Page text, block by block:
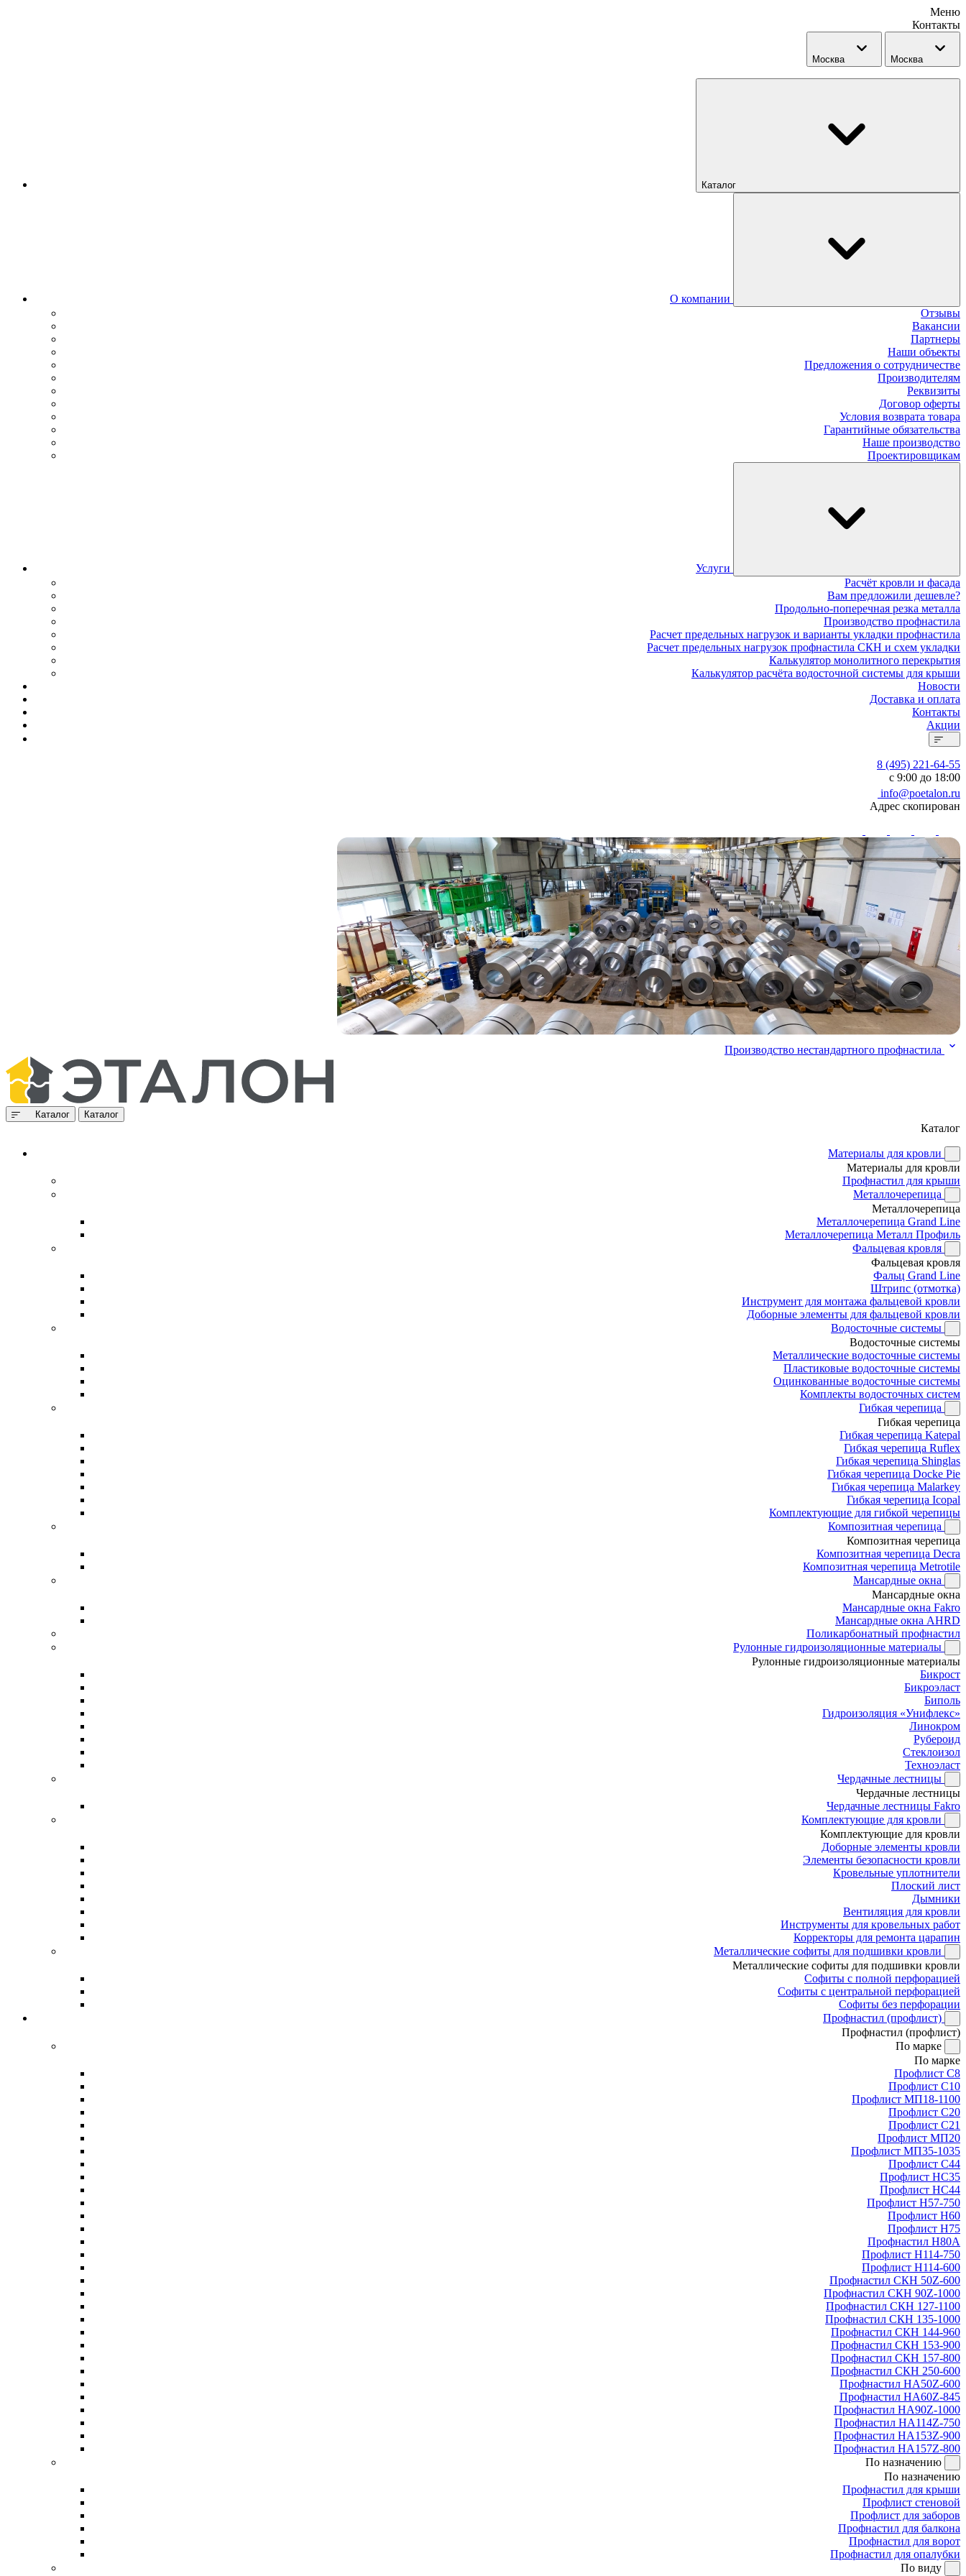
Меню
Контакты
Москва Москва
Каталог
О компании
Отзывы
Вакансии
Партнеры
Наши объекты
Предложения о сотрудничестве
Производителям
Реквизиты
Договор оферты
Условия возврата товара
Гарантийные обязательства
Наше производство
Проектировщикам
Услуги
Расчёт кровли и фасада
Вам предложили дешевле?
Продольно-поперечная резка металла
Производство профнастила
Расчет предельных нагрузок и варианты укладки профнастила
Расчет предельных нагрузок профнастила СКН и схем укладки
Калькулятор монолитного перекрытия
Калькулятор расчёта водосточной системы для крыши
Новости
Доставка и оплата
Контакты
Акции
8 (495) 221-64-55
с 9:00 до 18:00
info@poetalon.ru
Адрес скопирован
Производство нестандартного профнастила
Каталог Каталог
Каталог
Материалы для кровли
Материалы для кровли
Профнастил для крыши
Металлочерепица
Металлочерепица
Металлочерепица Grand Line
Металлочерепица Металл Профиль
Фальцевая кровля
Фальцевая кровля
Фальц Grand Line
Штрипс (отмотка)
Инструмент для монтажа фальцевой кровли
Доборные элементы для фальцевой кровли
Водосточные системы
Водосточные системы
Металлические водосточные системы
Пластиковые водосточные системы
Оцинкованные водосточные системы
Комплекты водосточных систем
Гибкая черепица
Гибкая черепица
Гибкая черепица Katepal
Гибкая черепица Ruflex
Гибкая черепица Shinglas
Гибкая черепица Docke Pie
Гибкая черепица Malarkey
Гибкая черепица Icopal
Комплектующие для гибкой черепицы
Композитная черепица
Композитная черепица
Композитная черепица Decra
Композитная черепица Metrotile
Мансардные окна
Мансардные окна
Мансардные окна Fakro
Мансардные окна AHRD
Поликарбонатный профнастил
Рулонные гидроизоляционные материалы
Рулонные гидроизоляционные материалы
Бикрост
Бикроэласт
Биполь
Гидроизоляция «Унифлекс»
Линокром
Рубероид
Стеклоизол
Техноэласт
Чердачные лестницы
Чердачные лестницы
Чердачные лестницы Fakro
Комплектующие для кровли
Комплектующие для кровли
Доборные элементы кровли
Элементы безопасности кровли
Кровельные уплотнители
Плоский лист
Дымники
Вентиляция для кровли
Инструменты для кровельных работ
Корректоры для ремонта царапин
Металлические софиты для подшивки кровли
Металлические софиты для подшивки кровли
Софиты с полной перфорацией
Софиты с центральной перфорацией
Софиты без перфорации
Профнастил (профлист)
Профнастил (профлист)
По марке
По марке
Профлист С8
Профлист С10
Профлист МП18-1100
Профлист С20
Профлист С21
Профлист МП20
Профлист МП35-1035
Профлист С44
Профлист НС35
Профлист НС44
Профлист Н57-750
Профлист Н60
Профлист Н75
Профнастил Н80А
Профлист Н114-750
Профлист Н114-600
Профнастил СКН 50Z-600
Профнастил СКН 90Z-1000
Профнастил СКН 127-1100
Профнастил СКН 135-1000
Профнастил СКН 144-960
Профнастил СКН 153-900
Профнастил СКН 157-800
Профнастил СКН 250-600
Профнастил НА50Z-600
Профнастил НА60Z-845
Профнастил НА90Z-1000
Профнастил НА114Z-750
Профнастил НА153Z-900
Профнастил НА157Z-800
По назначению
По назначению
Профнастил для крыши
Профлист стеновой
Профлист для заборов
Профнастил для балкона
Профнастил для ворот
Профнастил для опалубки
По виду